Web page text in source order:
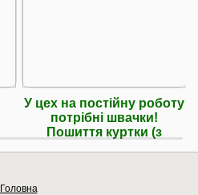
У цех на постійну роботу
потрібні швачки!
Пошиття куртки (з
Головна